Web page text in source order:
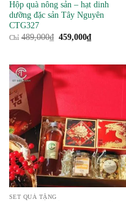
Hộp quà nông sản – hạt dinh
dưỡng đặc sản Tây Nguyên
CTG327
Chỉ 489,000₫ Giá
459,000₫Giá
hiện
459,000₫.
SET QUÀ TẶNG